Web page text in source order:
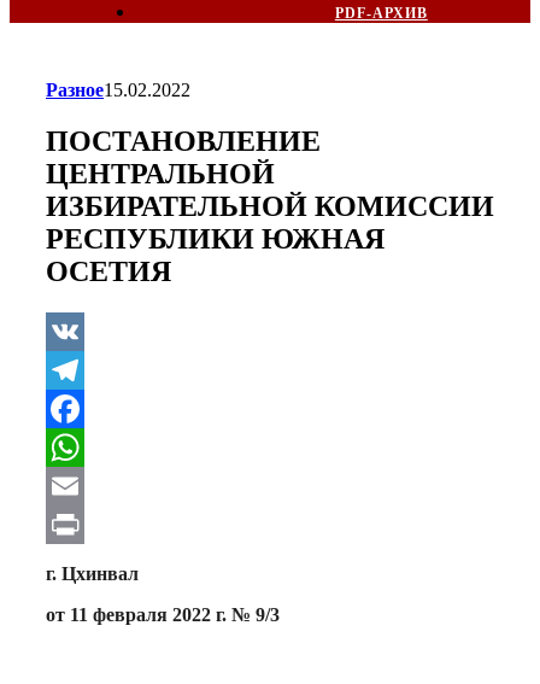
PDF-АРХИВ
Разное15.02.2022
ПОСТАНОВЛЕНИЕ
ЦЕНТРАЛЬНОЙ
ИЗБИРАТЕЛЬНОЙ КОМИССИИ
РЕСПУБЛИКИ ЮЖНАЯ
ОСЕТИЯ
VK
Telegram
Facebook
WhatsApp
Email
Print
г. Цхинвал
от 11 февраля 2022 г. № 9/3